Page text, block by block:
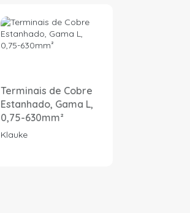
Terminais de Cobre
Estanhado, Gama L,
0,75-630mm²
Klauke